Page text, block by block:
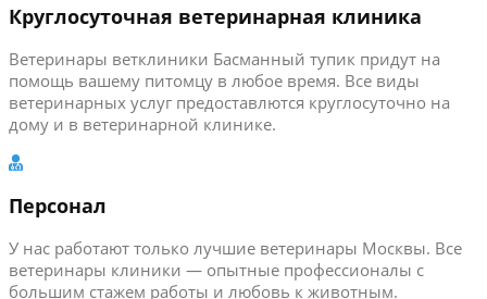
Круглосуточная ветеринарная клиника
Ветеринары ветклиники Басманный тупик придут на
помощь вашему питомцу в любое время. Все виды
ветеринарных услуг предоставлются круглосуточно на
дому и в ветеринарной клинике.
Персонал
У нас работают только лучшие ветеринары Москвы. Все
ветеринары клиники — опытные профессионалы с
большим стажем работы и любовь к животным.